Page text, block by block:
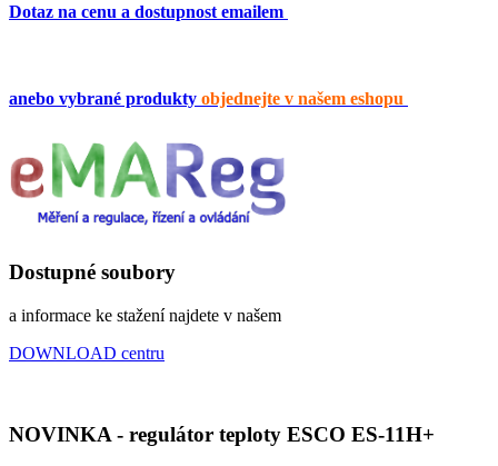
Dotaz na cenu a dostupnost emailem
anebo vybrané produkty objednejte v našem eshopu
Dostupné soubory
a informace ke stažení najdete v našem
DOWNLOAD centru
NOVINKA - regulátor teploty ESCO ES-11H+